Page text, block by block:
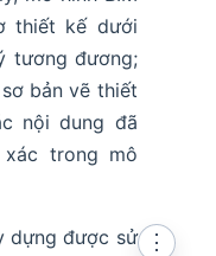
thiết kế dưới
tương đương;
bản vẽ thiết
nội dung đã
trong mô
dựng được sử
⋮